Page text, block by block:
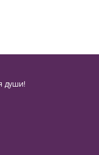
души!